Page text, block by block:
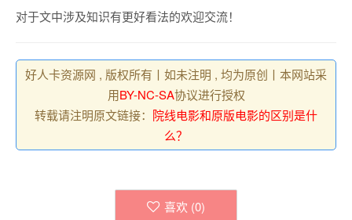
对于文中涉及知识有更好看法的欢迎交流！
好人卡资源网 , 版权所有丨如未注明 , 均为原创丨本网站采
用BY-NC-SA协议进行授权
转载请注明原文链接： 院线电影和原版电影的区别是什
么？
喜欢 (0)